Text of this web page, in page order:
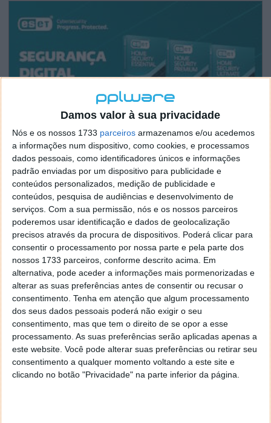
Damos valor à sua privacidade
Nós e os nossos 1733 parceiros armazenamos e/ou acedemos
a informações num dispositivo, como cookies, e processamos
dados pessoais, como identificadores únicos e informações
padrão enviadas por um dispositivo para publicidade e
conteúdos personalizados, medição de publicidade e
conteúdos, pesquisa de audiências e desenvolvimento de
serviços. Com a sua permissão, nós e os nossos parceiros
poderemos usar identificação e dados de geolocalização
precisos através da procura de dispositivos. Poderá clicar para
consentir o processamento por nossa parte e pela parte dos
nossos 1733 parceiros, conforme descrito acima. Em
alternativa, pode aceder a informações mais pormenorizadas e
alterar as suas preferências antes de consentir ou recusar o
consentimento. Tenha em atenção que algum processamento
dos seus dados pessoais poderá não exigir o seu
consentimento, mas que tem o direito de se opor a esse
processamento. As suas preferências serão aplicadas apenas a
este website. Você pode alterar suas preferências ou retirar seu
consentimento a qualquer momento voltando a este site e
clicando no botão "Privacidade" na parte inferior da página.